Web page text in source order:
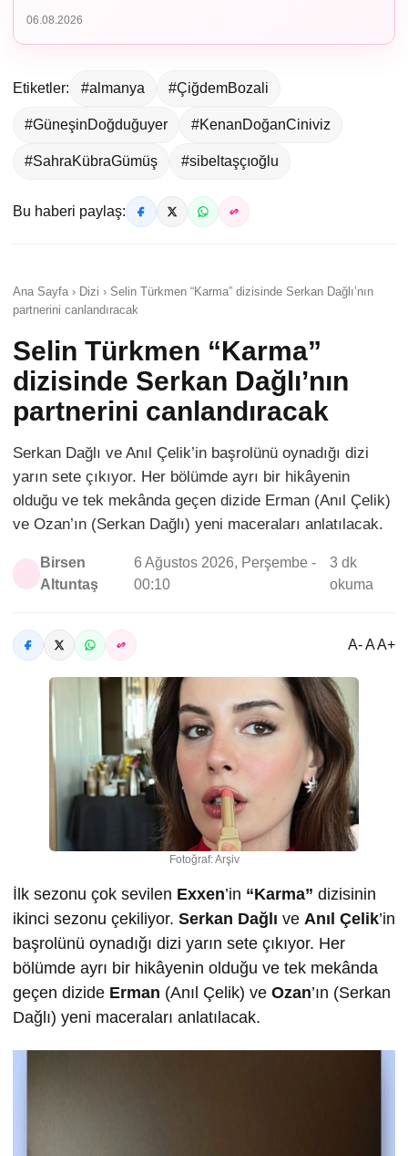
06.08.2026
Etiketler: #almanya #ÇiğdemBozali
#GüneşinDoğduğuyer #KenanDoğanCiniviz
#SahraKübraGümüş #sibeltaşçıoğlu
Bu haberi paylaş:
Ana Sayfa › Dizi › Selin Türkmen “Karma” dizisinde Serkan Dağlı’nın
partnerini canlandıracak
Selin Türkmen “Karma”
dizisinde Serkan Dağlı’nın
partnerini canlandıracak
Serkan Dağlı ve Anıl Çelik’in başrolünü oynadığı dizi
yarın sete çıkıyor. Her bölümde ayrı bir hikâyenin
olduğu ve tek mekânda geçen dizide Erman (Anıl Çelik)
ve Ozan’ın (Serkan Dağlı) yeni maceraları anlatılacak.
Birsen
Altuntaş
6 Ağustos 2026, Perşembe -
00:10
3 dk
okuma
A- A A+
Fotoğraf: Arşiv
İlk sezonu çok sevilen Exxen’in “Karma” dizisinin
ikinci sezonu çekiliyor. Serkan Dağlı ve Anıl Çelik’in
başrolünü oynadığı dizi yarın sete çıkıyor. Her
bölümde ayrı bir hikâyenin olduğu ve tek mekânda
geçen dizide Erman (Anıl Çelik) ve Ozan’ın (Serkan
Dağlı) yeni maceraları anlatılacak.